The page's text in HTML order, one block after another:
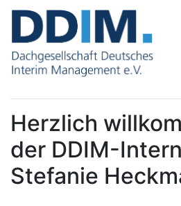
Herzlich
der DDIM-
Stefanie